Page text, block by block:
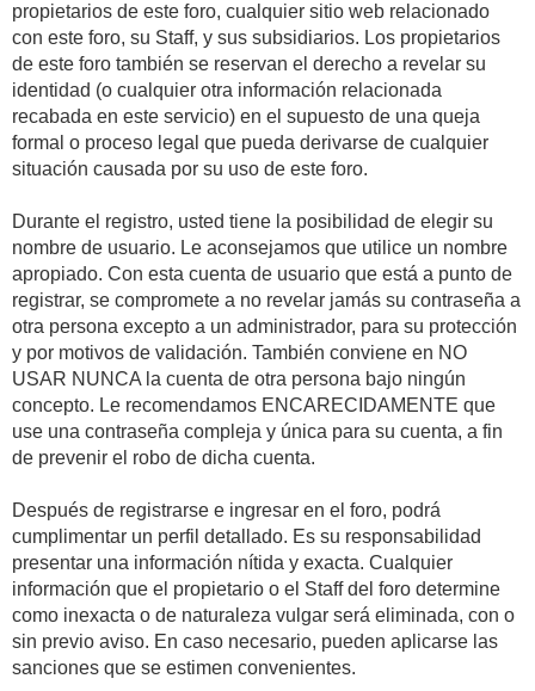
propietarios de este foro, cualquier sitio web relacionado
con este foro, su Staff, y sus subsidiarios. Los propietarios
de este foro también se reservan el derecho a revelar su
identidad (o cualquier otra información relacionada
recabada en este servicio) en el supuesto de una queja
formal o proceso legal que pueda derivarse de cualquier
situación causada por su uso de este foro.
Durante el registro, usted tiene la posibilidad de elegir su
nombre de usuario. Le aconsejamos que utilice un nombre
apropiado. Con esta cuenta de usuario que está a punto de
registrar, se compromete a no revelar jamás su contraseña a
otra persona excepto a un administrador, para su protección
y por motivos de validación. También conviene en NO
USAR NUNCA la cuenta de otra persona bajo ningún
concepto. Le recomendamos ENCARECIDAMENTE que
use una contraseña compleja y única para su cuenta, a fin
de prevenir el robo de dicha cuenta.
Después de registrarse e ingresar en el foro, podrá
cumplimentar un perfil detallado. Es su responsabilidad
presentar una información nítida y exacta. Cualquier
información que el propietario o el Staff del foro determine
como inexacta o de naturaleza vulgar será eliminada, con o
sin previo aviso. En caso necesario, pueden aplicarse las
sanciones que se estimen convenientes.